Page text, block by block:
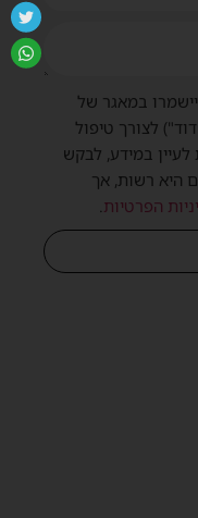
במאגר של
לצורך טיפול
לעיין במידע, לבקש
היא רשות, אך
הפרטיות